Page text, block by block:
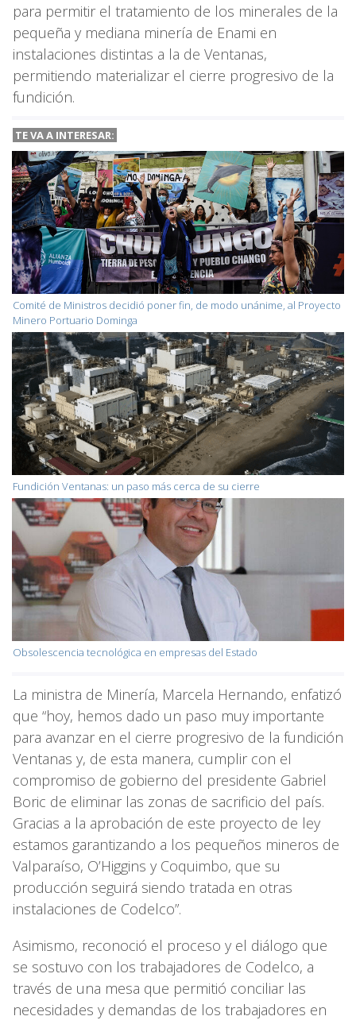
para permitir el tratamiento de los minerales de la
pequeña y mediana minería de Enami en
instalaciones distintas a la de Ventanas,
permitiendo materializar el cierre progresivo de la
fundición.
TE VA A INTERESAR:
Comité de Ministros decidió poner fin, de modo unánime, al Proyecto
Minero Portuario Dominga
Fundición Ventanas: un paso más cerca de su cierre
Obsolescencia tecnológica en empresas del Estado
La ministra de Minería, Marcela Hernando, enfatizó
que “hoy, hemos dado un paso muy importante
para avanzar en el cierre progresivo de la fundición
Ventanas y, de esta manera, cumplir con el
compromiso de gobierno del presidente Gabriel
Boric de eliminar las zonas de sacrificio del país.
Gracias a la aprobación de este proyecto de ley
estamos garantizando a los pequeños mineros de
Valparaíso, O’Higgins y Coquimbo, que su
producción seguirá siendo tratada en otras
instalaciones de Codelco”.
Asimismo, reconoció el proceso y el diálogo que
se sostuvo con los trabajadores de Codelco, a
través de una mesa que permitió conciliar las
necesidades y demandas de los trabajadores en